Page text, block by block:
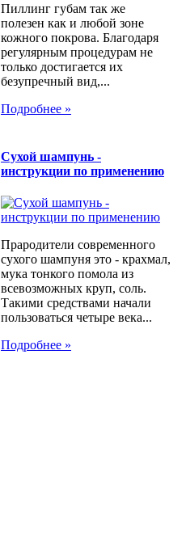
Пиллинг губам так же
полезен как и любой зоне
кожного покрова. Благодаря
регулярным процедурам не
только достигается их
безупречный вид,...
Подробнее »
Сухой шампунь -
инструкции по применению
Прародители современного
сухого шампуня это - крахмал,
мука тонкого помола из
всевозможных круп, соль.
Такими средствами начали
пользоваться четыре века...
Подробнее »